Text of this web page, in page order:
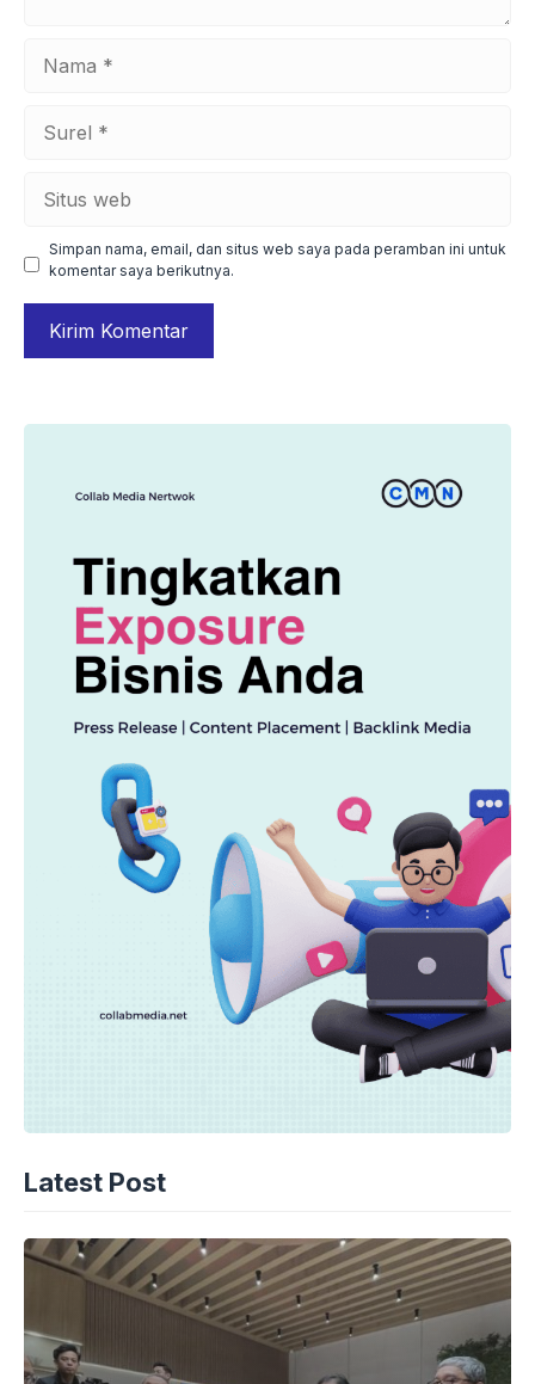
Simpan nama, email, dan situs web saya pada peramban ini untuk
komentar saya berikutnya.
Latest Post